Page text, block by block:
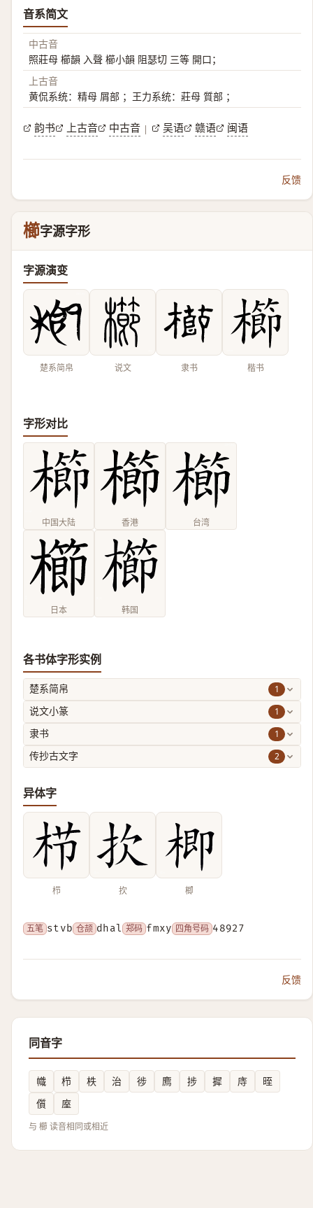
音系简文
中古音
照莊母 櫛韻 入聲 櫛小韻 阻瑟切 三等 開口；
上古音
黄侃系统：精母 屑部 ；王力系统：莊母 質部 ；
韵书 上古音 中古音 | 吴语 赣语 闽语
反馈
櫛字源字形
字源演变
楚系简帛 说文 隶书 楷书
字形对比
中国大陆 香港 台湾
日本 韩国
各书体字形实例
楚系简帛 1
说文小篆 1
隶书 1
传抄古文字 2
异体字
栉 扻 楖
五笔 stvb 仓颉 dhal 郑码 fmxy 四角号码 48927
反馈
同音字
幟 栉 柣 治 徏 廌 捗 摨 庤
晊
儨
庢
与 櫛 读音相同或相近